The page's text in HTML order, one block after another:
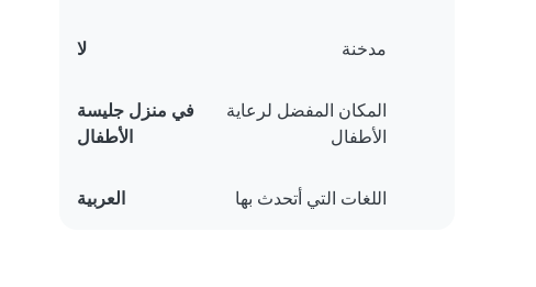
مدخنة لا
المكان المفضل لرعاية
الأطفال
في منزل جليسة
الأطفال
اللغات التي أتحدث بها العربية